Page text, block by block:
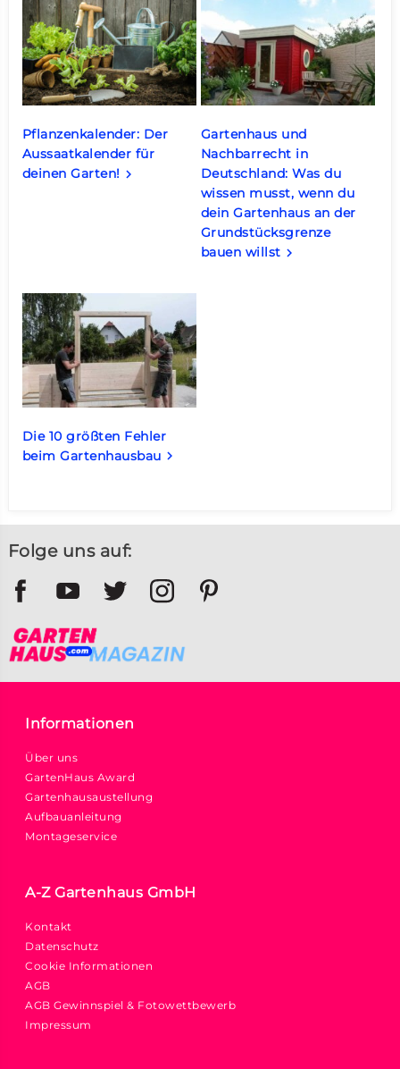
Pflanzenkalender: Der
Aussaatkalender für
deinen Garten! keyboard_arrow_right
Gartenhaus und
Nachbarrecht in
Deutschland: Was du
wissen musst, wenn du
dein Gartenhaus an der
Grundstücksgrenze
bauen willst keyboard_arrow_right
Die 10 größten Fehler
beim Gartenhausbau keyboard_arrow_right
Folge uns auf:
Informationen
Über uns
GartenHaus Award
Gartenhausaustellung
Aufbauanleitung
Montageservice
A-Z Gartenhaus GmbH
Kontakt
Datenschutz
Cookie Informationen
AGB
AGB Gewinnspiel & Fotowettbewerb
Impressum